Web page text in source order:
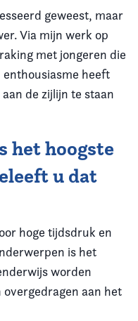
geweest, maar
Via mijn werk op
met jongeren die
heeft
de zijlijn te staan
het hoogste
u dat
hoge tijdsdruk en
is het
worden
aan het